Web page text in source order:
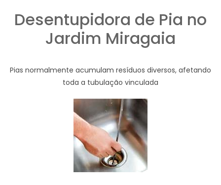
Desentupidora de Pia no
Jardim Miragaia
Pias normalmente acumulam resíduos diversos, afetando
toda a tubulação vinculada